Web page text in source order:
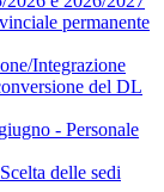
permanente
Integrazione
del DL
- Personale
delle sedi